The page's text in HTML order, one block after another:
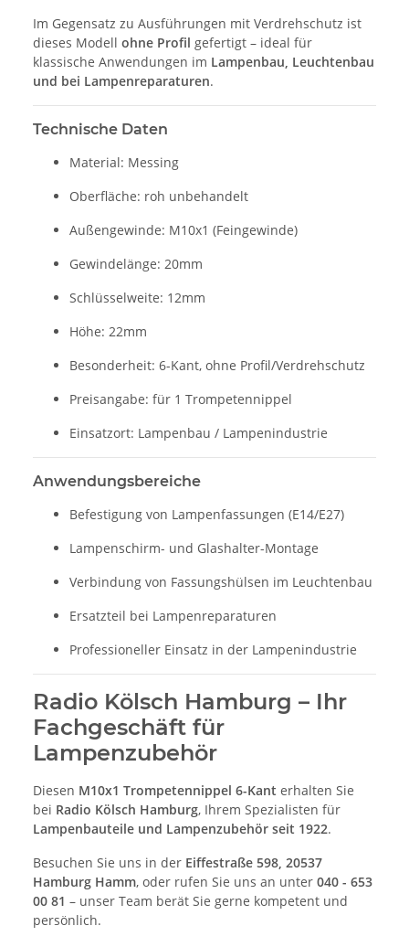
Im Gegensatz zu Ausführungen mit Verdrehschutz ist
dieses Modell ohne Profil gefertigt – ideal für
klassische Anwendungen im Lampenbau, Leuchtenbau
und bei Lampenreparaturen.
Technische Daten
Material: Messing
Oberfläche: roh unbehandelt
Außengewinde: M10x1 (Feingewinde)
Gewindelänge: 20mm
Schlüsselweite: 12mm
Höhe: 22mm
Besonderheit: 6-Kant, ohne Profil/Verdrehschutz
Preisangabe: für 1 Trompetennippel
Einsatzort: Lampenbau / Lampenindustrie
Anwendungsbereiche
Befestigung von Lampenfassungen (E14/E27)
Lampenschirm- und Glashalter-Montage
Verbindung von Fassungshülsen im Leuchtenbau
Ersatzteil bei Lampenreparaturen
Professioneller Einsatz in der Lampenindustrie
Radio Kölsch Hamburg – Ihr
Fachgeschäft für
Lampenzubehör
Diesen M10x1 Trompetennippel 6-Kant erhalten Sie
bei Radio Kölsch Hamburg, Ihrem Spezialisten für
Lampenbauteile und Lampenzubehör seit 1922.
Besuchen Sie uns in der Eiffestraße 598, 20537
Hamburg Hamm, oder rufen Sie uns an unter 040 - 653
00 81 – unser Team berät Sie gerne kompetent und
persönlich.